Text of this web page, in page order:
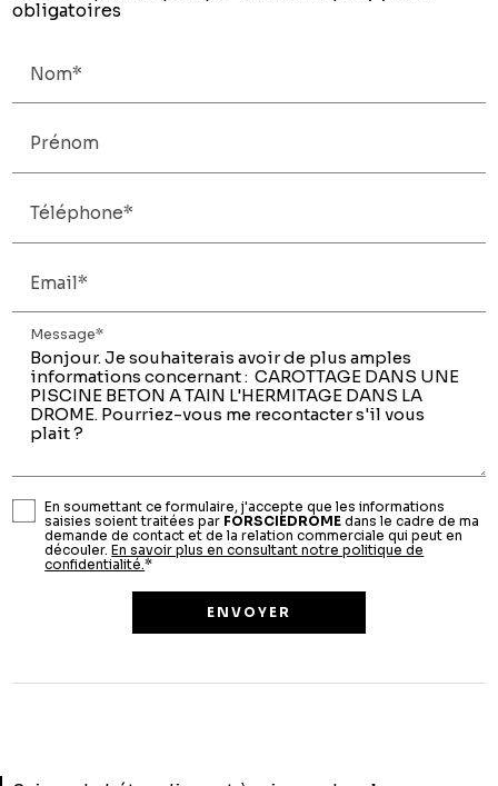
obligatoires
Nom*
Prénom
Téléphone*
Email*
Message*
En soumettant ce formulaire, j'accepte que les informations
saisies soient traitées par FORSCIEDROME dans le cadre de ma
demande de contact et de la relation commerciale qui peut en
découler.En savoir plus en consultant notre politique de
confidentialité.*